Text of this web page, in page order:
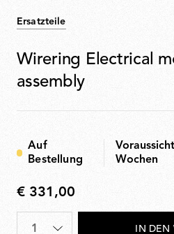
Ersatzteile
Wirering Electrical
assembly
Auf
Bestellung
Wochen
€
331,00
€ 331,00
Menge
IN